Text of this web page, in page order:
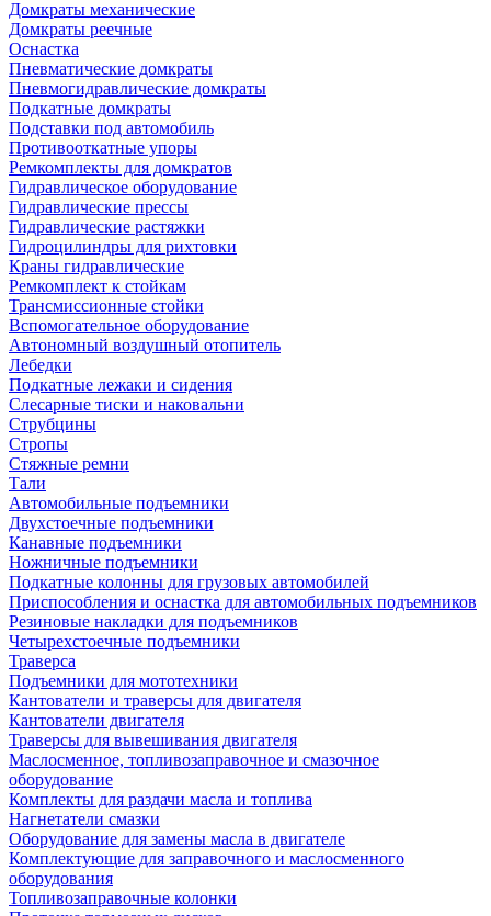
Домкраты механические
Домкраты реечные
Оснастка
Пневматические домкраты
Пневмогидравлические домкраты
Подкатные домкраты
Подставки под автомобиль
Противооткатные упоры
Ремкомплекты для домкратов
Гидравлическое оборудование
Гидравлические прессы
Гидравлические растяжки
Гидроцилиндры для рихтовки
Краны гидравлические
Ремкомплект к стойкам
Трансмиссионные стойки
Вспомогательное оборудование
Автономный воздушный отопитель
Лебедки
Подкатные лежаки и сидения
Слесарные тиски и наковальни
Струбцины
Стропы
Стяжные ремни
Тали
Автомобильные подъемники
Двухстоечные подъемники
Канавные подъемники
Ножничные подъемники
Подкатные колонны для грузовых автомобилей
Приспособления и оснастка для автомобильных подъемников
Резиновые накладки для подъемников
Четырехстоечные подъемники
Траверса
Подъемники для мототехники
Кантователи и траверсы для двигателя
Кантователи двигателя
Траверсы для вывешивания двигателя
Маслосменное, топливозаправочное и смазочное
оборудование
Комплекты для раздачи масла и топлива
Нагнетатели смазки
Оборудование для замены масла в двигателе
Комплектующие для заправочного и маслосменного
оборудования
Топливозаправочные колонки